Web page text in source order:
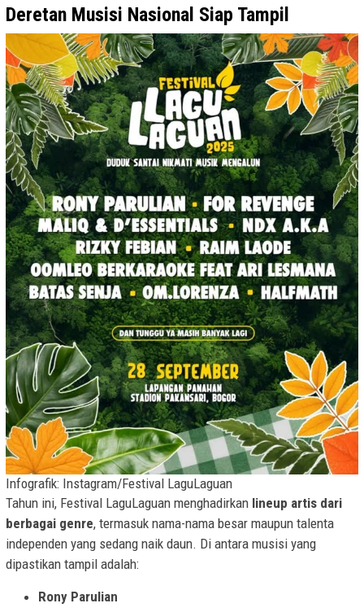
Deretan Musisi Nasional Siap Tampil
Infografik: Instagram/Festival LaguLaguan
Tahun ini, Festival LaguLaguan menghadirkan lineup artis dari
berbagai genre, termasuk nama-nama besar maupun talenta
independen yang sedang naik daun. Di antara musisi yang
dipastikan tampil adalah:
Rony Parulian